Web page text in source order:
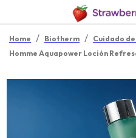
Home / Biotherm / Cuidado
Homme Aquapower Loción